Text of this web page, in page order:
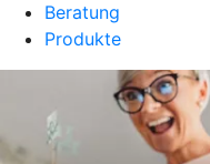
Beratung
Produkte